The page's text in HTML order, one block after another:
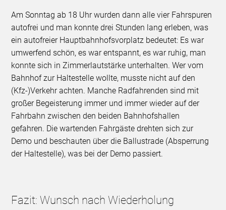
Am Sonntag ab 18 Uhr wurden dann alle vier Fahrspuren
autofrei und man konnte drei Stunden lang erleben, was
ein autofreier Hauptbahnhofsvorplatz bedeutet: Es war
umwerfend schön, es war entspannt, es war ruhig, man
konnte sich in Zimmerlautstärke unterhalten. Wer vom
Bahnhof zur Haltestelle wollte, musste nicht auf den
(Kfz-)Verkehr achten. Manche Radfahrenden sind mit
großer Begeisterung immer und immer wieder auf der
Fahrbahn zwischen den beiden Bahnhofshallen
gefahren. Die wartenden Fahrgäste drehten sich zur
Demo und beschauten über die Ballustrade (Absperrung
der Haltestelle), was bei der Demo passiert.
Fazit: Wunsch nach Wiederholung